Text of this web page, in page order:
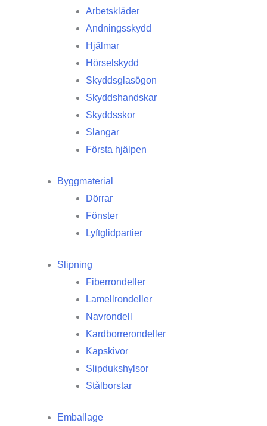
Arbetskläder
Andningsskydd
Hjälmar
Hörselskydd
Skyddsglasögon
Skyddshandskar
Skyddsskor
Slangar
Första hjälpen
Byggmaterial
Dörrar
Fönster
Lyftglidpartier
Slipning
Fiberrondeller
Lamellrondeller
Navrondell
Kardborrerondeller
Kapskivor
Slipdukshylsor
Stålborstar
Emballage